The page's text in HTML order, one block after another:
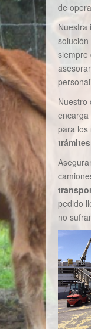
de
Nuestra
siempre
Nuestro
encarga
para los
pedido
no